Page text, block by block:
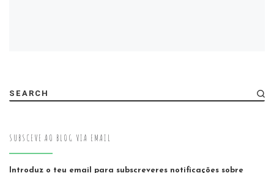
SEARCH
SUBSCEVE AO BLOG VIA EMAIL
Introduz o teu email para subscreveres notificações sobre